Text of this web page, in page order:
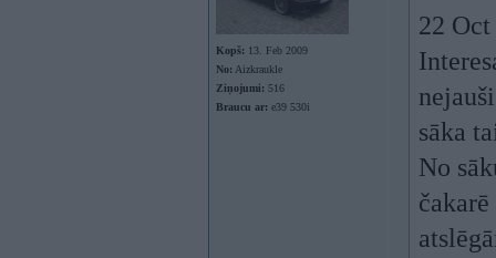
Kopš: 13. Feb 2009
No: Aizkraukle
Ziņojumi: 516
Braucu ar: e39 530i
22
sāka
No